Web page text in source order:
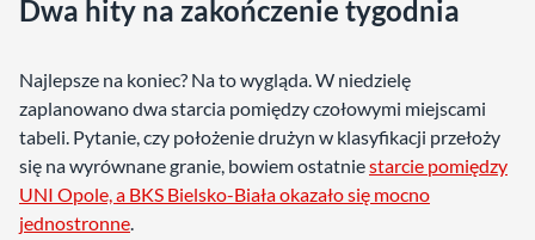
Dwa hity na zakończenie tygodnia
Najlepsze na koniec? Na to wygląda. W niedzielę
zaplanowano dwa starcia pomiędzy czołowymi miejscami
tabeli. Pytanie, czy położenie drużyn w klasyfikacji przełoży
się na wyrównane granie, bowiem ostatniestarcie pomiędzy
UNI Opole, a BKS Bielsko-Biała okazało się mocno
jednostronne.